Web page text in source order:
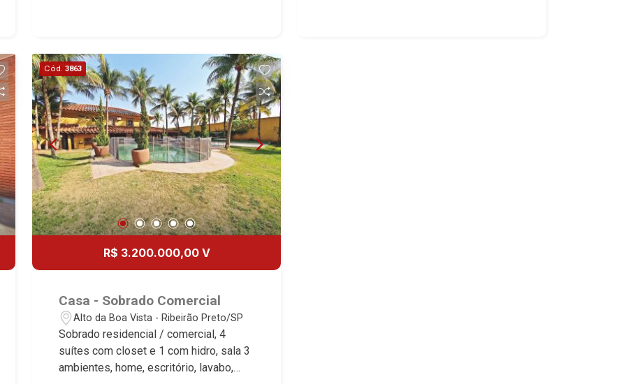
ambientes - Copa - 2 cozinhas -
Despensa - Área de serviço - Lazer
com churrasqueira - Quintal - Corredor
lateral - 3 vagas cobertas Martinelli
Imobiliária, referência no mercado
imobiliário desde 2000! Avenida João
Fiúsa, 1051 - Alto da Boa Vista |
Ribeirão Preto.
Cód. 3863
R$ 3.200.000,00 V
Casa - Sobrado Comercial
Alto da Boa Vista - Ribeirão Preto/SP
Sobrado residencial / comercial, 4
suítes com closet e 1 com hidro, sala 3
ambientes, home, escritório, lavabo,